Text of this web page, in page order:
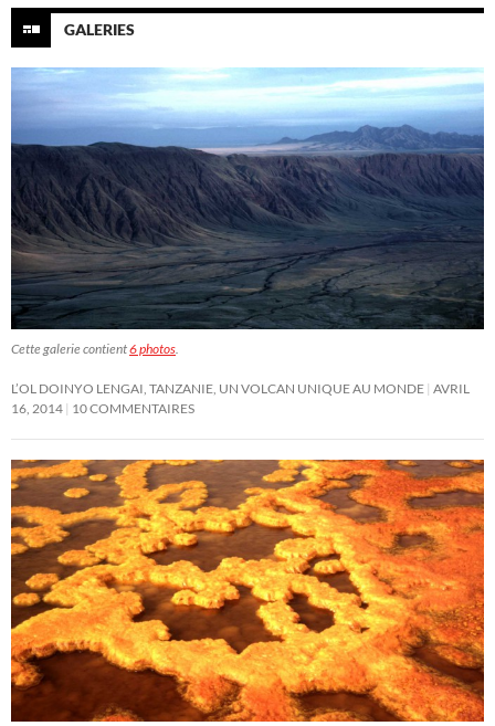
GALERIES
Cette galerie contient6 photos
L’OL DOINYO LENGAI, TANZANIE, UN VOLCAN UNIQUE AU MONDE AVRIL
16, 2014 10 COMMENTAIRES